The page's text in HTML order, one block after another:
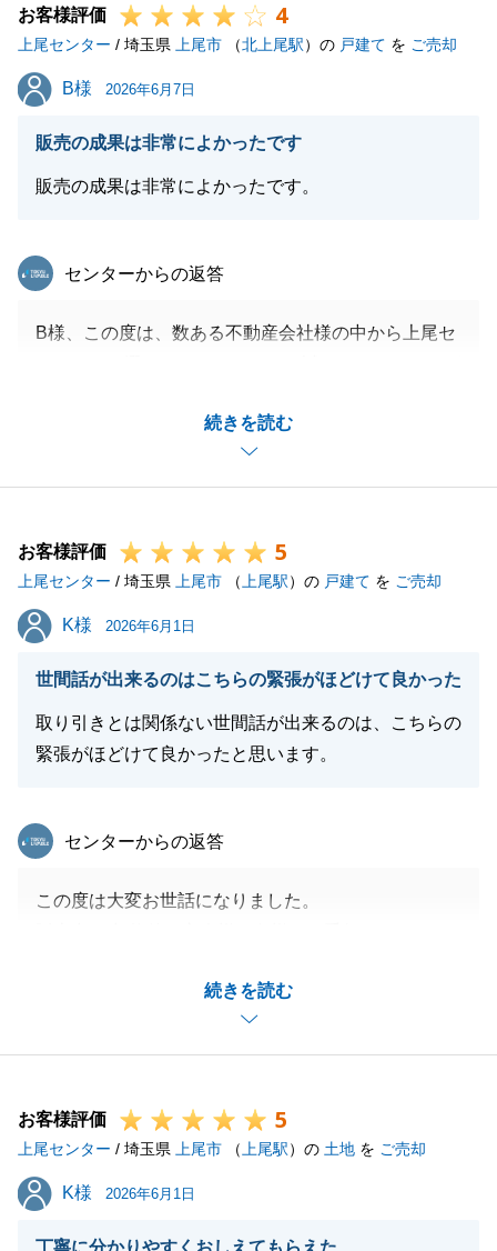
このような温かいお言葉をいただき、重ねて感謝申し
上げます。
今後もH様の「不動産のよき相談役」として、末永く
お付き合いさせていただけましたら幸いです。
引き続き、よろしくお願いいたします。
お客様評価 4
上尾センター / 埼玉県 上尾市 （北上尾駅）の 戸建て を ご売却
B様
B様 2026年6月7日
販売の成果は非常によかったです
販売の成果は非常によかったです。
続きを読む
東急リバブル
センターからの返答
B様、この度は、数ある不動産会社様の中から上尾セ
B様の大切な不動産のお取引をサポートさせていただ
けたこと、大変嬉しく思います。
また、このたびは不動産のお取引につきまして、二度
今後もB様の「不動産のよき相談役」として、末永く
お付き合いさせていただけましたら幸いです。
引き続き、よろしくお願いいたします。
閉じる
お客様評価 5
上尾センター / 埼玉県 上尾市 （ 上尾駅）の 戸建て を ご売却
K様
K様 2026年6月1日
世間話が出来るのはこちらの緊張がほどけて良かった
取り引きとは関係ない世間話が出来るのは、こちらの
緊張がほどけて良かったと思います。
続きを読む
東急リバブル
センターからの返答
この度は大変お世話になりました。
販売当初より色々とお打ち合わせを含めましてお気遣
いいただき感謝いたします。
今後もご相談等ございましたらお気軽にお問い合わせ
お客様評価 5
上尾センター / 埼玉県 上尾市 （ 上尾駅）の 土地 を ご売却
K様
K様 2026年6月1日
丁寧に分かりやすくおしえてもらえた